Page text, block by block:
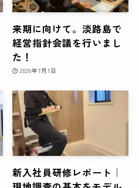
来期に向けて。淡路島で
経営指針会議を行いまし
た！
2026年7月1日
新入社員研修レポート｜